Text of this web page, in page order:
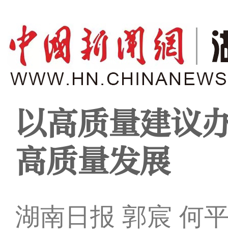
以高质量建议
高质量发展
湖南日报 郭宸 何